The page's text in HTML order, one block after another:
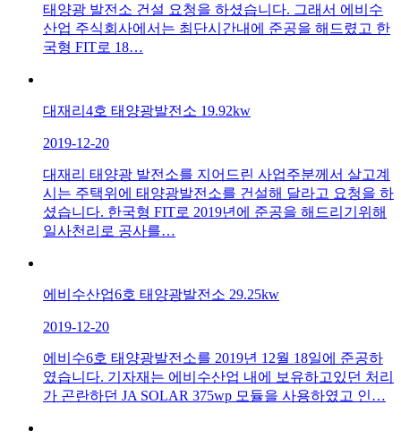
태양광 발전소 건설 요청을 하셨습니다. 그래서 에비수
산업 주식회사에서는 최단시간내에 준공을 해드렸고 한
국형 FIT로 18…
대재리4호 태양광발전소 19.92kw
2019-12-20
대재리 태양광 발전소를 지어드린 사업주분께서 살고계
시는 주택위에 태양광발전소를 건설해 달라고 요청을 하
셨습니다. 한국형 FIT로 2019년에 준공을 해드리기위해
일사천리로 공사를…
에비수산업6호 태양광발전소 29.25kw
2019-12-20
에비수6호 태양광발전소를 2019년 12월 18일에 준공하
였습니다. 기자재는 에비수산업 내에 보유하고있던 처리
가 곤란하던 JA SOLAR 375wp 모듈을 사용하였고 인…